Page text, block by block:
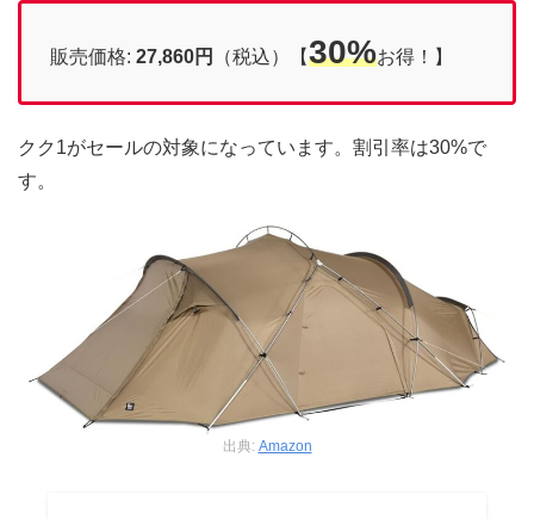
販売価格: 27,860円 （税込）【30%お得！】
クク1がセールの対象になっています。割引率は30%で
す。
出典: Amazon